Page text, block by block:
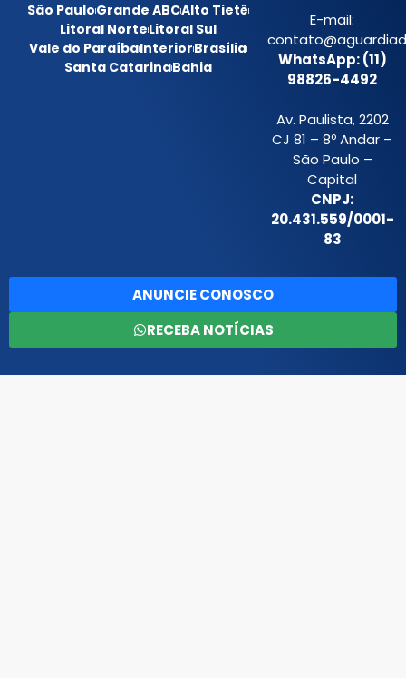
São PauloGrande ABCAlto Tietê
Litoral NorteLitoral Sul
Vale do ParaíbaInteriorBrasília
Santa CatarinaBahia
E-mail:
WhatsApp: (11)
98826-4492
Av. Paulista, 2202
CJ 81 – 8º Andar –
São Paulo –
Capital
CNPJ:
20.431.559/0001-
83
ANUNCIE CONOSCO
RECEBA NOTÍCIAS